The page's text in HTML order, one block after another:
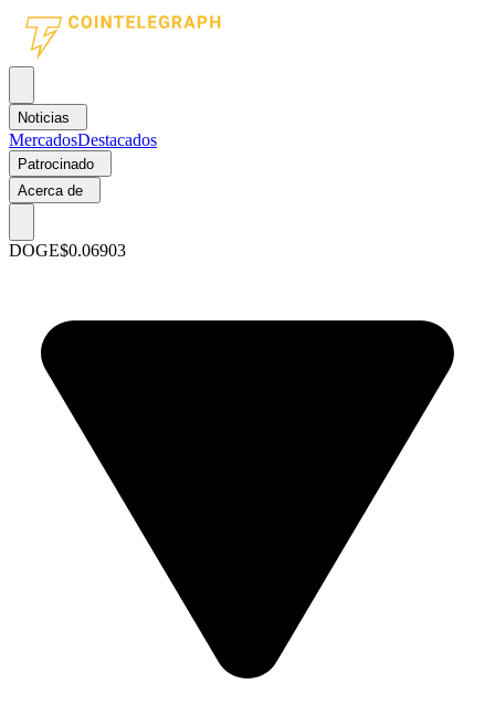
Noticias
MercadosDestacados
Patrocinado
Acerca de
DOGE$0.06903